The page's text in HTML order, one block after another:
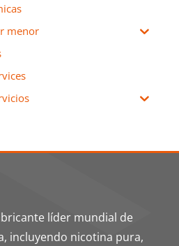
menor
líder mundial de
incluyendo nicotina pura,